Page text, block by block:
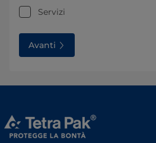
Servizi
Avanti